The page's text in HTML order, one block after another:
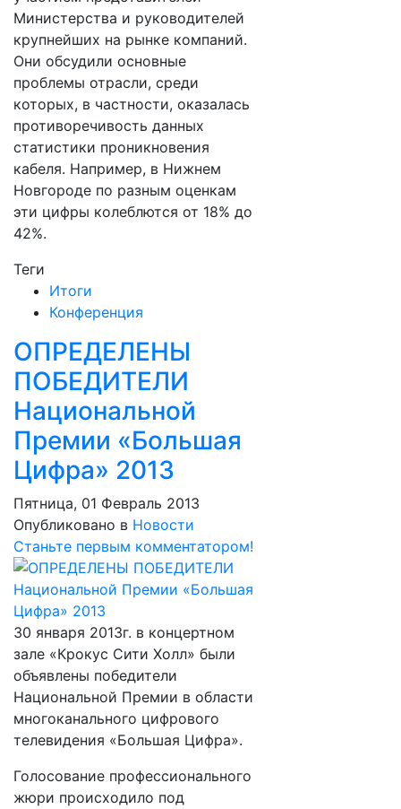
Министерства и руководителей
крупнейших на рынке компаний.
Они обсудили основные
проблемы отрасли, среди
которых, в частности, оказалась
противоречивость данных
статистики проникновения
кабеля. Например, в Нижнем
Новгороде по разным оценкам
эти цифры колеблются от 18% до
42%.
Теги
Итоги
Конференция
ОПРЕДЕЛЕНЫ
ПОБЕДИТЕЛИ
Национальной
Премии «Большая
Цифра» 2013
Пятница, 01 Февраль 2013
Опубликовано в Новости
Станьте первым комментатором!
30 января 2013г. в концертном
зале «Крокус Сити Холл» были
объявлены победители
Национальной Премии в области
многоканального цифрового
телевидения «Большая Цифра».
Голосование профессионального
жюри происходило под